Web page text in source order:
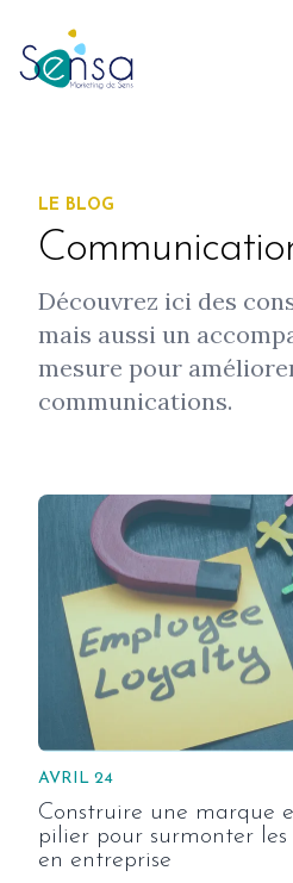
LE BLOG
Découvrez ici des
mais aussi un
mesure pour
communications.
AVRIL 24
Construire une marque
pilier pour surmonter
en entreprise